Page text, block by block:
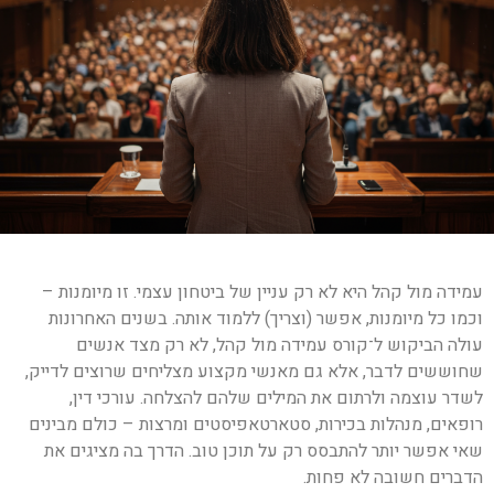
עמידה מול קהל היא לא רק עניין של ביטחון עצמי. זו מיומנות –
וכמו כל מיומנות, אפשר (וצריך) ללמוד אותה. בשנים האחרונות
עולה הביקוש ל־קורס עמידה מול קהל, לא רק מצד אנשים
שחוששים לדבר, אלא גם מאנשי מקצוע מצליחים שרוצים לדייק,
לשדר עוצמה ולרתום את המילים שלהם להצלחה. עורכי דין,
רופאים, מנהלות בכירות, סטארטאפיסטים ומרצות – כולם מבינים
שאי אפשר יותר להתבסס רק על תוכן טוב. הדרך בה מציגים את
הדברים חשובה לא פחות.